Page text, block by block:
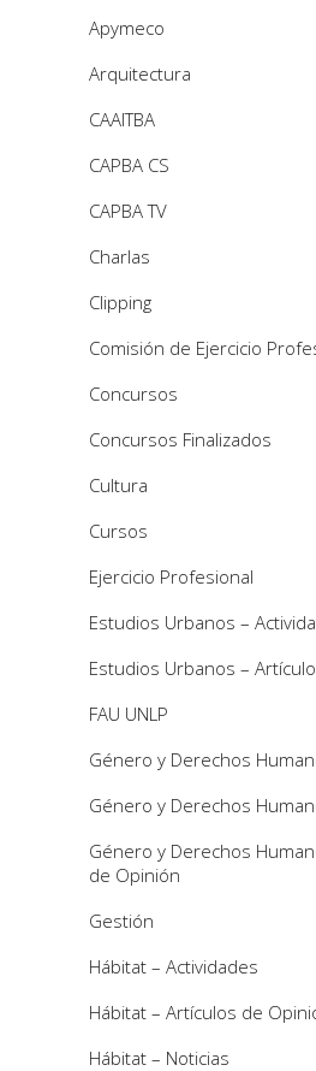
Apymeco
Arquitectura
CAAITBA
CAPBA CS
CAPBA TV
Charlas
Clipping
Comisión de Ejercicio
Concursos
Concursos Finalizados
Cultura
Cursos
Ejercicio Profesional
Estudios Urbanos –
Estudios Urbanos –
FAU UNLP
Género y Derechos
Género y Derechos
Género y Derechos
de Opinión
Gestión
Hábitat – Actividades
Hábitat – Artículos de
Hábitat – Noticias